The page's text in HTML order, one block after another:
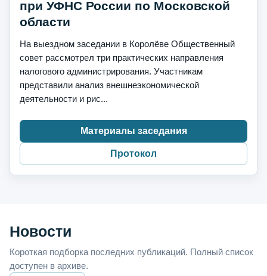
при УФНС России по Московской
области
На выездном заседании в Королёве Общественный
совет рассмотрел три практических направления
налогового администрирования. Участникам
представили анализ внешнеэкономической
деятельности и рис...
Материалы заседания
Протокол
Новости
Короткая подборка последних публикаций. Полный список
доступен в архиве.